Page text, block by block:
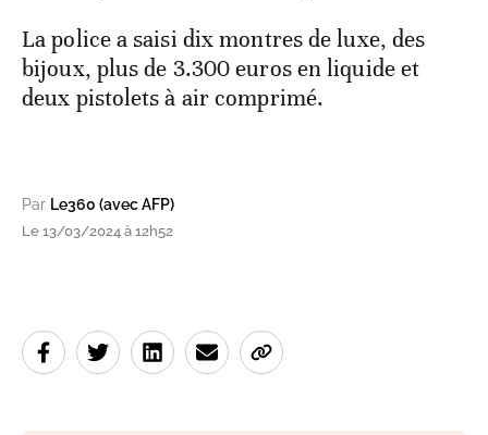
La police a saisi dix montres de luxe, des
bijoux, plus de 3.300 euros en liquide et
deux pistolets à air comprimé.
Par Le360 (avec AFP)
Le 13/03/2024 à 12h52